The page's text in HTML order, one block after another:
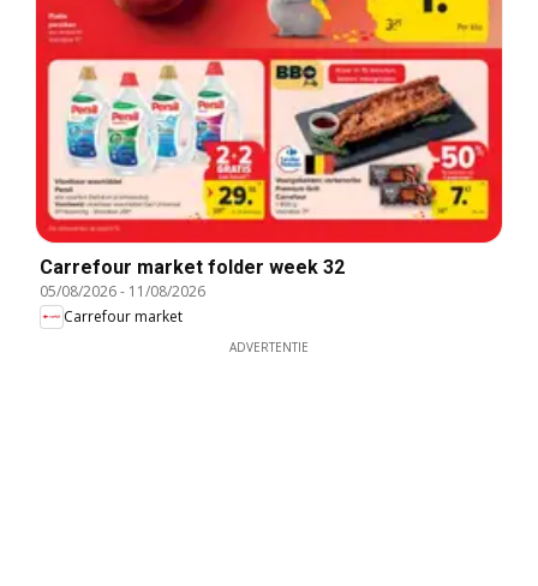
Carrefour market folder week 32
05/08/2026- 11/08/2026
Carrefour market
ADVERTENTIE